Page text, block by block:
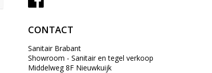
CONTACT
Sanitair Brabant
Showroom - Sanitair en tegel verkoop
Middelweg 8F Nieuwkuijk